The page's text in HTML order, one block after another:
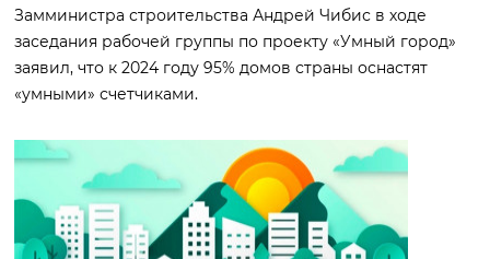
Замминистра строительства Андрей Чибис в ходе
заседания рабочей группы по проекту «Умный город»
заявил, что к 2024 году 95% домов страны оснастят
«умными» счетчиками.